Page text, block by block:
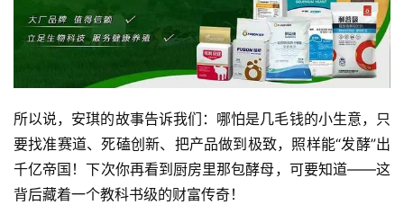
所以说，安琪的故事告诉我们：哪怕是几毛钱的小生意，只
要找准赛道、死磕创新、把产品做到极致，照样能“发酵”出
千亿帝国！下次你再看到厨房里那包酵母，可要知道——这
背后藏着一个教科书级的财富传奇！